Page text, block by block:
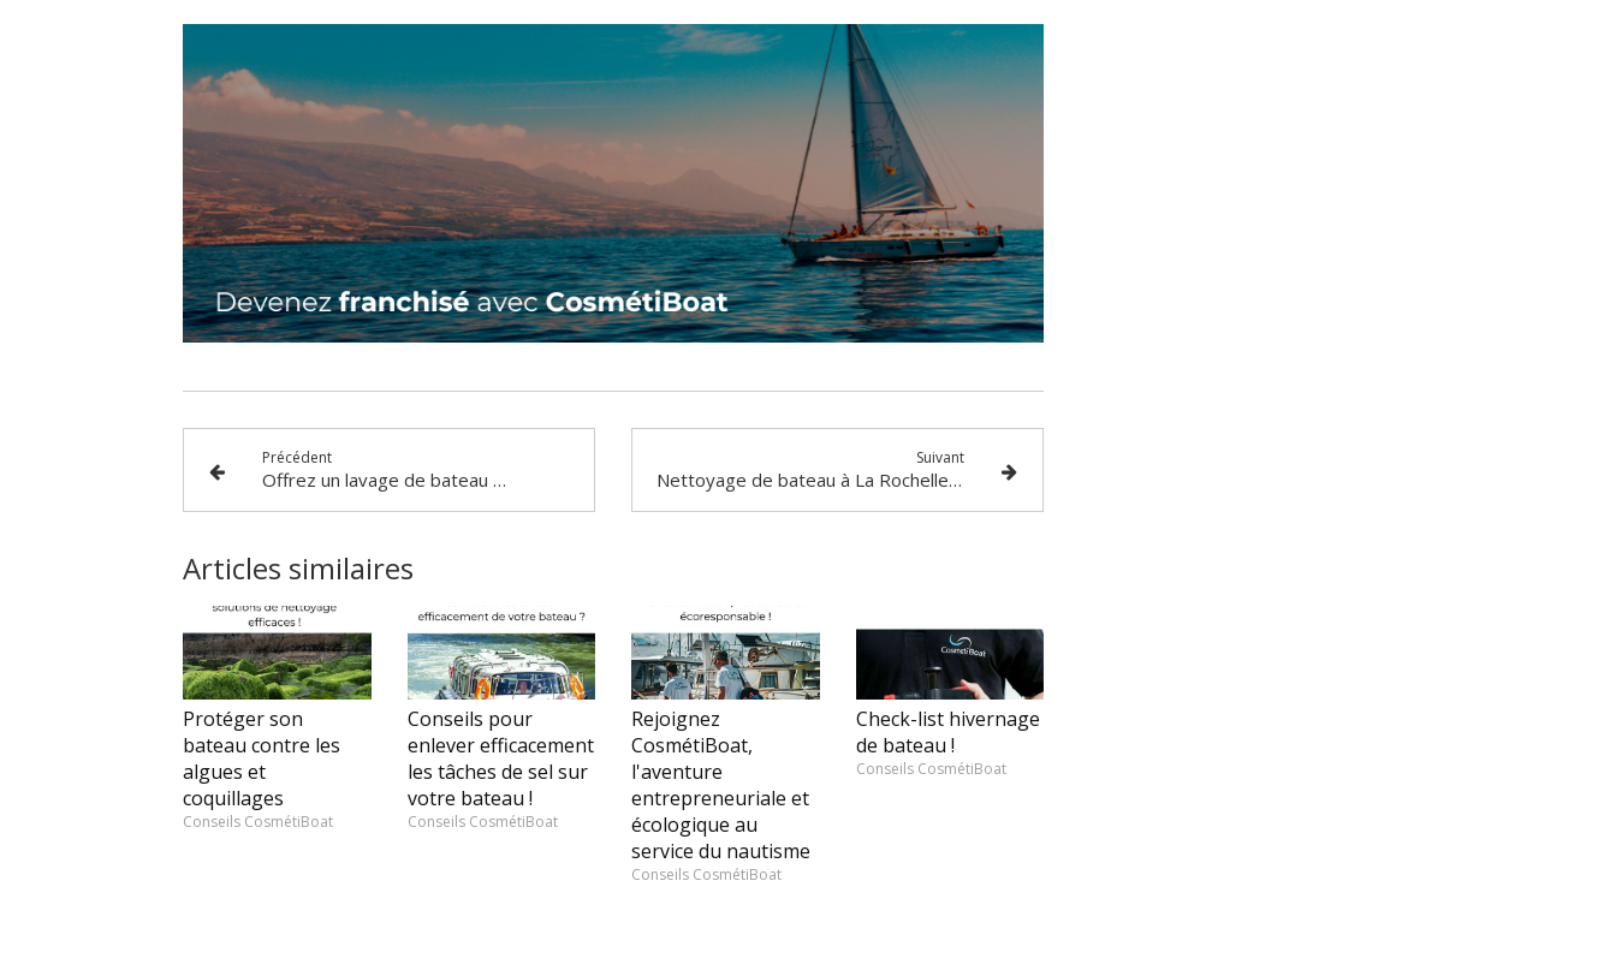
Précédent
Offrez un lavage de bateau pour Noël !
Suivant
Nettoyage de bateau à La Rochelle : le choix CosmétiBoat
Articles similaires
Protéger son
bateau contre les
algues et
coquillages
Conseils CosmétiBoat
Conseils pour
enlever efficacement
les tâches de sel sur
votre bateau !
Conseils CosmétiBoat
Rejoignez
CosmétiBoat,
l'aventure
entrepreneuriale et
écologique au
service du nautisme
Conseils CosmétiBoat
Check-list hivernage
de bateau !
Conseils CosmétiBoat